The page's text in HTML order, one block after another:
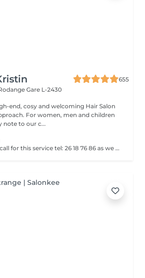
655
Gare L-2430
end, cosy and welcoming Hair Salon
For women, men and children
note to our c...
Dear clents! Please call for this service tel: 26 18 76 86 as we need to book a trial styling before the big day. Wash-blowout- pins-curls/straightincluded A test run is a must, at least a week before! (Included)